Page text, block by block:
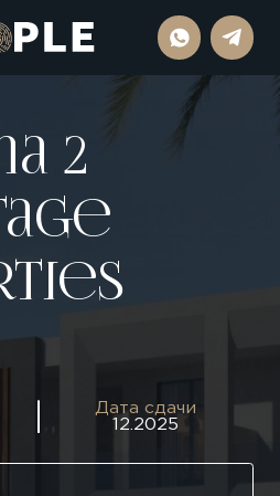
2
Дата сдачи
12.2025